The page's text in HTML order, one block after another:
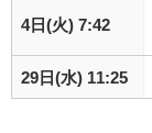
4日(火) 7:42
29日(水) 11:25